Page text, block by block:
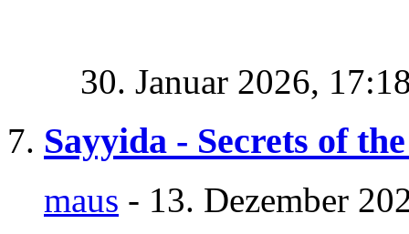
30. Januar 2026,
Sayyida - Secrets of
maus - 13. Dezember